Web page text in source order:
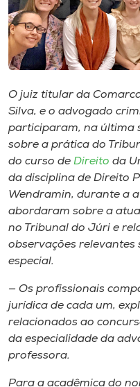
Rádio
Museu
Unoesc
Store
Selecione
A+
O juiz titular da
Silva, e o advogado
participaram, na última
sobre a prática do
do curso de Direito da
da disciplina de Direito
Wendramin, durante a
abordaram sobre a
no Tribunal do Júri e
observações relevantes
especial.
— Os profissionais
jurídica de cada um,
relacionados ao
da especialidade da
professora.
Para a acadêmica do